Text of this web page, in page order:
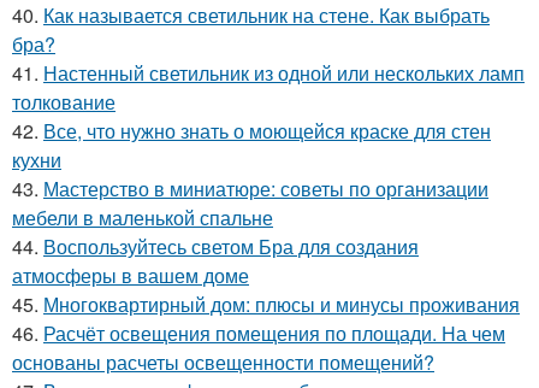
40. Как называется светильник на стене. Как выбрать
бра?
41. Настенный светильник из одной или нескольких ламп
толкование
42. Все, что нужно знать о моющейся краске для стен
кухни
43. Мастерство в миниатюре: советы по организации
мебели в маленькой спальне
44. Воспользуйтесь светом Бра для создания
атмосферы в вашем доме
45. Многоквартирный дом: плюсы и минусы проживания
46. Расчёт освещения помещения по площади. На чем
основаны расчеты освещенности помещений?